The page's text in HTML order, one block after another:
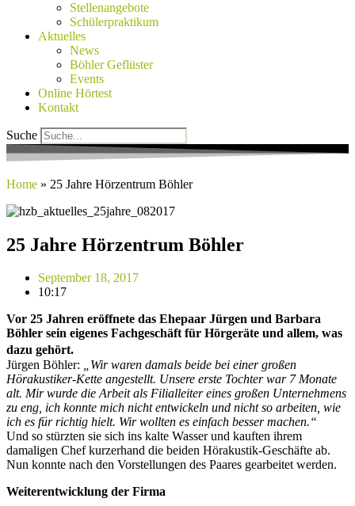
Stellenangebote
Schülerpraktikum
Aktuelles
News
Böhler Geflüster
Events
Online Hörtest
Kontakt
Suche
Home » 25 Jahre Hörzentrum Böhler
25 Jahre Hörzentrum Böhler
September 18, 2017
10:17
Vor 25 Jahren eröffnete das Ehepaar Jürgen und Barbara
Böhler sein eigenes Fachgeschäft für Hörgeräte und allem, was
dazu gehört.
Jürgen Böhler: „Wir waren damals beide bei einer großen
Hörakustiker-Kette angestellt. Unsere erste Tochter war 7 Monate
alt. Mir wurde die Arbeit als Filialleiter eines großen Unternehmens
zu eng, ich konnte mich nicht entwickeln und nicht so arbeiten, wie
ich es für richtig hielt. Wir wollten es einfach besser machen.“
Und so stürzten sie sich ins kalte Wasser und kauften ihrem
damaligen Chef kurzerhand die beiden Hörakustik-Geschäfte ab.
Nun konnte nach den Vorstellungen des Paares gearbeitet werden.
Weiterentwicklung der Firma